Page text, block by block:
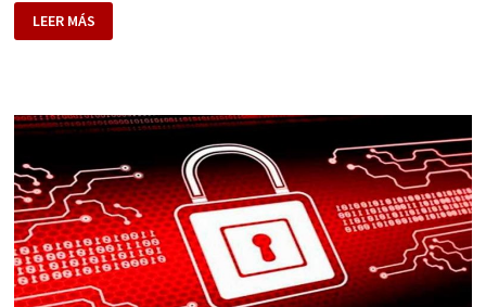
ECOSISTEMAS
SMART
HOME:
PLATAFORMAS
PARA
CASA
INTELIGENTE
LEER MÁS